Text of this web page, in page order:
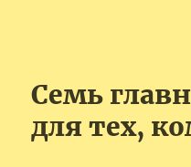
Семь
для тех,